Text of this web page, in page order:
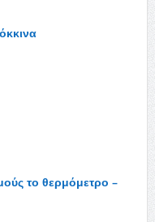
το θερμόμετρο –